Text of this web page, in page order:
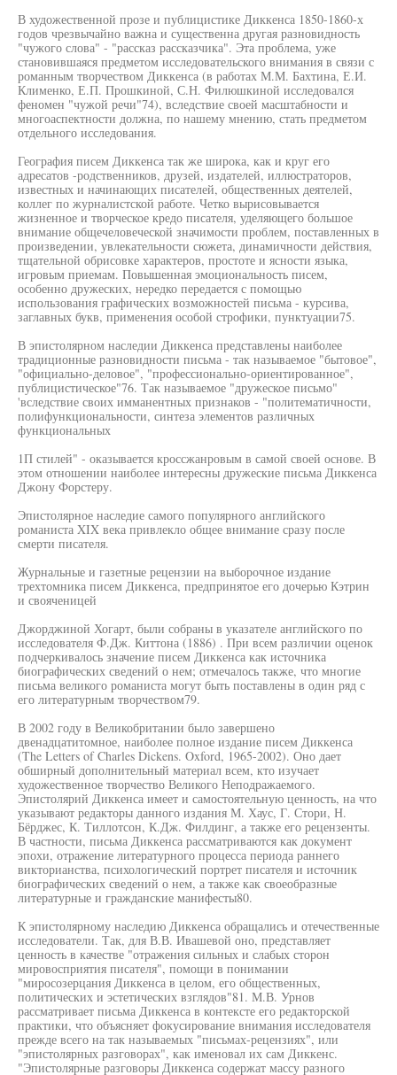
В художественной прозе и публицистике Диккенса 1850-1860-х
годов чрезвычайно важна и существенна другая разновидность
"чужого слова" - "рассказ рассказчика". Эта проблема, уже
становившаяся предметом исследовательского внимания в связи с
романным творчеством Диккенса (в работах М.М. Бахтина, Е.И.
Клименко, Е.П. Прошкиной, С.Н. Филюшкиной исследовался
феномен "чужой речи"74), вследствие своей масштабности и
многоаспектности должна, по нашему мнению, стать предметом
отдельного исследования.
География писем Диккенса так же широка, как и круг его
адресатов -родственников, друзей, издателей, иллюстраторов,
известных и начинающих писателей, общественных деятелей,
коллег по журналистской работе. Четко вырисовывается
жизненное и творческое кредо писателя, уделяющего большое
внимание общечеловеческой значимости проблем, поставленных в
произведении, увлекательности сюжета, динамичности действия,
тщательной обрисовке характеров, простоте и ясности языка,
игровым приемам. Повышенная эмоциональность писем,
особенно дружеских, нередко передается с помощью
использования графических возможностей письма - курсива,
заглавных букв, применения особой строфики, пунктуации75.
В эпистолярном наследии Диккенса представлены наиболее
традиционные разновидности письма - так называемое "бытовое",
"официально-деловое", "профессионально-ориентированное",
публицистическое"76. Так называемое "дружеское письмо"
'вследствие своих имманентных признаков - "политематичности,
полифункциональности, синтеза элементов различных
функциональных
1П стилей" - оказывается кроссжанровым в самой своей основе. В
этом отношении наиболее интересны дружеские письма Диккенса
Джону Форстеру.
Эпистолярное наследие самого популярного английского
романиста XIX века привлекло общее внимание сразу после
смерти писателя.
Журнальные и газетные рецензии на выборочное издание
трехтомника писем Диккенса, предпринятое его дочерью Кэтрин
и свояченицей
Джорджиной Хогарт, были собраны в указателе английского по
исследователя Ф.Дж. Киттона (1886) . При всем различии оценок
подчеркивалось значение писем Диккенса как источника
биографических сведений о нем; отмечалось также, что многие
письма великого романиста могут быть поставлены в один ряд с
его литературным творчеством79.
В 2002 году в Великобритании было завершено
двенадцатитомное, наиболее полное издание писем Диккенса
(The Letters of Charles Dickens. Oxford, 1965-2002). Оно дает
обширный дополнительный материал всем, кто изучает
художественное творчество Великого Неподражаемого.
Эпистолярий Диккенса имеет и самостоятельную ценность, на что
указывают редакторы данного издания М. Хаус, Г. Стори, Н.
Бёрджес, К. Тиллотсон, К.Дж. Филдинг, а также его рецензенты.
В частности, письма Диккенса рассматриваются как документ
эпохи, отражение литературного процесса периода раннего
викторианства, психологический портрет писателя и источник
биографических сведений о нем, а также как своеобразные
литературные и гражданские манифесты80.
К эпистолярному наследию Диккенса обращались и отечественные
исследователи. Так, для В.В. Ивашевой оно, представляет
ценность в качестве "отражения сильных и слабых сторон
мировосприятия писателя", помощи в понимании
"миросозерцания Диккенса в целом, его общественных,
политических и эстетических взглядов"81. М.В. Урнов
рассматривает письма Диккенса в контексте его редакторской
практики, что объясняет фокусирование внимания исследователя
прежде всего на так называемых "письмах-рецензиях", или
"эпистолярных разговорах", как именовал их сам Диккенс.
"Эпистолярные разговоры Диккенса содержат массу разного